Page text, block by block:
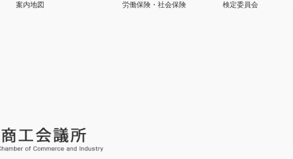
案内地図
労働保険・社会保険
検定委員会